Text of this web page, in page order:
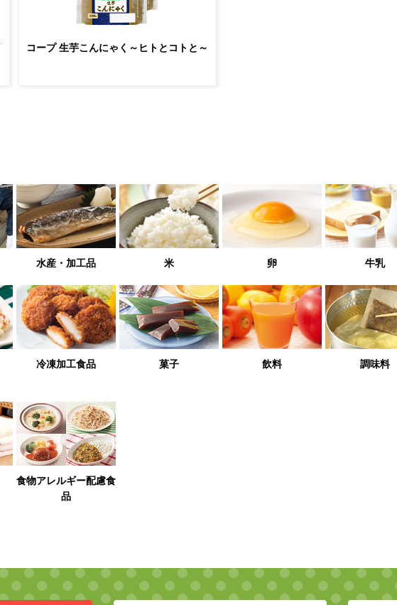
コープ 生芋こんにゃく～ヒトとコトと～
水産・加工品 米 卵 牛乳
冷凍加工食品 菓子 飲料 調味料
食物アレルギー配慮食
品